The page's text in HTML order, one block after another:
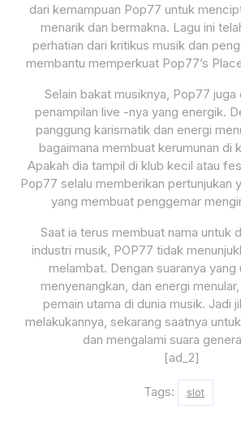
dari kemampuan Pop77 untuk
menarik dan bermakna. Lagu ini
perhatian dari kritikus musik dan
membantu memperkuat Pop77’s
Selain bakat musiknya, Pop77 juga
penampilan live -nya yang energik.
panggung karismatik dan energi
bagaimana membuat kerumunan di
Apakah dia tampil di klub kecil atau
Pop77 selalu memberikan pertunjukan
yang membuat penggemar
Saat ia terus membuat nama untuk
industri musik, POP77 tidak
melambat. Dengan suaranya yang
menyenangkan, dan energi
pemain utama di dunia musik. Jadi
melakukannya, sekarang saatnya
dan mengalami suara
[ad_2]
Tags: slot